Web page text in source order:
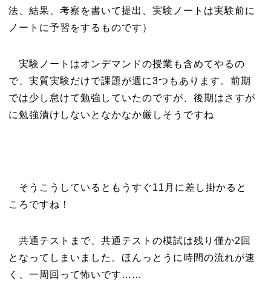
法、結果、考察を書いて提出、実験ノートは実験前に
ノートに予習をするものです）
実験ノートはオンデマンドの授業も含めてやるの
で、実質実験だけで課題が週に3つもあります。前期
では少し怠けて勉強していたのですが、後期はさすが
に勉強漬けしないとなかなか厳しそうですね
そうこうしているともうすぐ11月に差し掛かると
ころですね！
共通テストまで、共通テストの模試は残り僅か2回
となってしまいました。ほんっとうに時間の流れが速
く、一周回って怖いです……